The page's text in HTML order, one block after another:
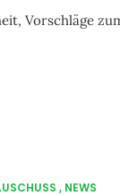
Vorschläge
NEWS